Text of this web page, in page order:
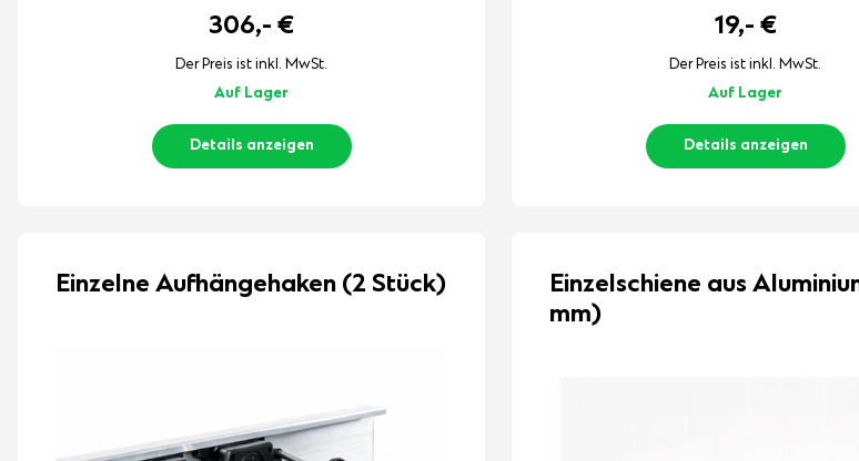
306,-€
Der Preis ist inkl. MwSt.
Auf Lager
Details anzeigen
19,- €
Der Preis ist inkl. MwSt.
Auf Lager
Details anzeigen
Einzelne Aufhängehaken (2 Stück)
Einzelschiene aus
mm)